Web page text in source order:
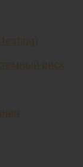
testing)
риск